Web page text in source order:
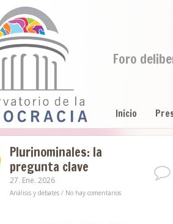
Foro
Inicio
Plurinominales: la
pregunta clave
27. Ene. 2026
Análisis y debates / No hay comentarios